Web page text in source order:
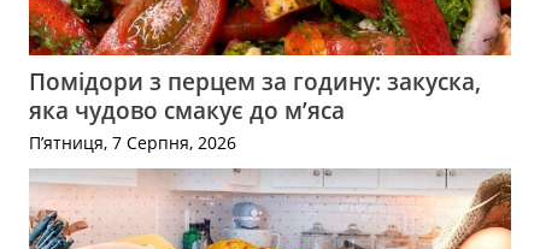
Помідори з перцем за годину: закуска,
яка чудово смакує до м’яса
П’ятниця, 7 Серпня, 2026